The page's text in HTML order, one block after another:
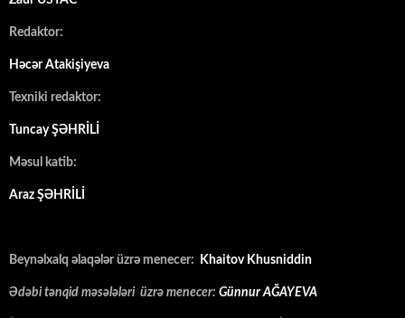
Redaktor:
Həcər Atakişiyeva
Texniki redaktor:
Tuncay ŞƏHRİLİ
Məsul katib:
Araz ŞƏHRİLİ
Beynəlxalq əlaqələr üzrə menecer: Khaitov Khusniddin
Ədəbi tənqid məsələləri üzrə menecer: Günnur AĞAYEVA